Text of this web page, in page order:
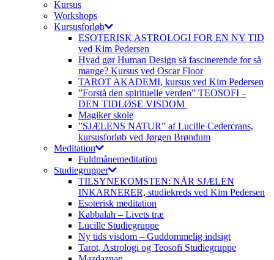
Kursus
Workshops
Kursusforløb
ESOTERISK ASTROLOGI FOR EN NY TID
ved Kim Pedersen
Hvad gør Human Design så fascinerende for så
mange? Kursus ved Oscar Floor
TAROT AKADEMI, kursus ved Kim Pedersen
”Forstå den spirituelle verden” TEOSOFI –
DEN TIDLØSE VISDOM
Magiker skole
”SJÆLENS NATUR” af Lucille Cedercrans,
kursusforløb ved Jørgen Brøndum
Meditation
Fuldmånemeditation
Studiegrupper
TILSYNEKOMSTEN: NÅR SJÆLEN
INKARNERER, studiekreds ved Kim Pedersen
Esoterisk meditation
Kabbalah – Livets træ
Lucille Studiegruppe
Ny tids visdom – Guddommelig indsigt
Tarot, Astrologi og Teosofi Studiegruppe